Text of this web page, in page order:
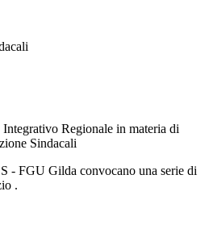
Regionale in materia di
Sindacali
FGU Gilda convocano una serie di
.